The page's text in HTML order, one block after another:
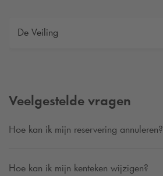
De Veiling
Veelgestelde vragen
Hoe kan ik mijn reservering annuleren?
Hoe kan ik mijn kenteken wijzigen?